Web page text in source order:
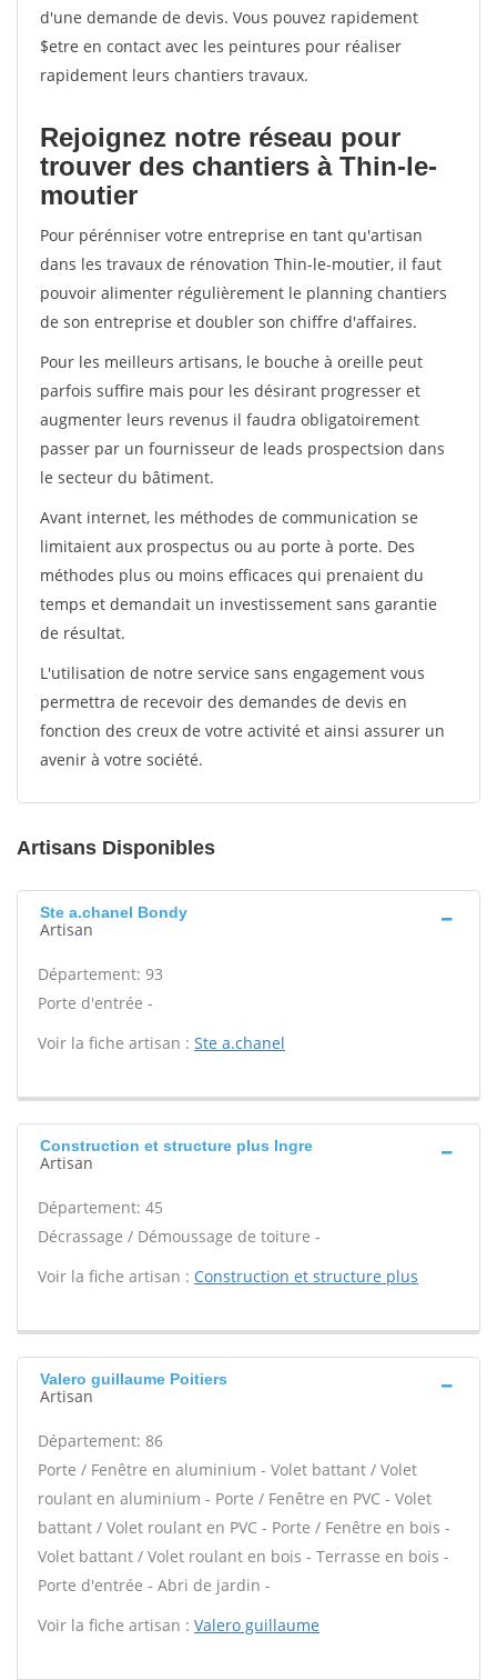
d'une demande de devis. Vous pouvez rapidement
$etre en contact avec les peintures pour réaliser
rapidement leurs chantiers travaux.
Rejoignez notre réseau pour
trouver des chantiers à Thin-le-
moutier
Pour pérénniser votre entreprise en tant qu'artisan
dans les travaux de rénovation Thin-le-moutier, il faut
pouvoir alimenter régulièrement le planning chantiers
de son entreprise et doubler son chiffre d'affaires.
Pour les meilleurs artisans, le bouche à oreille peut
parfois suffire mais pour les désirant progresser et
augmenter leurs revenus il faudra obligatoirement
passer par un fournisseur de leads prospectsion dans
le secteur du bâtiment.
Avant internet, les méthodes de communication se
limitaient aux prospectus ou au porte à porte. Des
méthodes plus ou moins efficaces qui prenaient du
temps et demandait un investissement sans garantie
de résultat.
L'utilisation de notre service sans engagement vous
permettra de recevoir des demandes de devis en
fonction des creux de votre activité et ainsi assurer un
avenir à votre société.
Artisans Disponibles
Ste a.chanel Bondy
Artisan
Département: 93
Porte d'entrée -
Voir la fiche artisan : Ste a.chanel
Construction et structure plus Ingre
Artisan
Département: 45
Décrassage / Démoussage de toiture -
Voir la fiche artisan : Construction et structure plus
Valero guillaume Poitiers
Artisan
Département: 86
Porte / Fenêtre en aluminium - Volet battant / Volet
roulant en aluminium - Porte / Fenêtre en PVC - Volet
battant / Volet roulant en PVC - Porte / Fenêtre en bois -
Volet battant / Volet roulant en bois - Terrasse en bois -
Porte d'entrée - Abri de jardin -
Voir la fiche artisan : Valero guillaume